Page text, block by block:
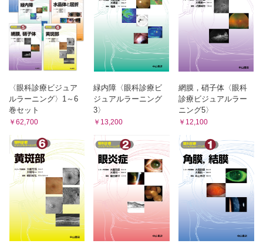
白内障手術後／トーリック眼内レンズ軸ずれ （井上 康）
トーリック眼内レンズ挿入後に視力不良と単眼複視を訴えた
症例
白内障手術後／多焦点眼内レンズ不満例（眼内レンズを交換せ
ずに対処した症例） （田淵仁志）
術後の長期経過で不満が解消した症例と不満がまだ残る症例
ンズに交換した症例） （高橋真紀子，高畠 隆）
霧視状態の改善を眼内レンズ交換によって得た症例
白内障手術後／多焦点眼内レンズ不満例（単焦点眼内レンズに
交換した例） （森 洋斉）
検査で原因を特定できない術後の視機能障害に単焦点眼内
レンズへの交換で対応した2例
白内障手術後／グリスニングと表面散乱 （松島博之）
片眼の眼内レンズ混濁（表面散乱）が生じた症例
白内障手術後／dysphotopsia（異常光視症） （稲村幹夫）
白内障術後に異常光視症（dysphotopsia）を生じて眼内レン
ズの入れ替えに至った症例
白内障手術後／TASS （島 奈津子，小早川信一郎）
TASS を発症，水疱性角膜症に転帰した症例
〈眼科診療ビジュア
ルラーニング〉1～6
巻セット
￥62,700
緑内障〈眼科診療ビ
ジュアルラーニング
3〉
￥13,200
網膜，硝子体〈眼科
診療ビジュアルラー
ニング5〉
￥12,100